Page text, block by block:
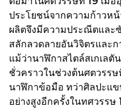
ประโยชน์จากความก้าวห
ผลิตจึงมีความประณีตและ
สลักลวดลายอันวิจิตรและ
แม้ว่านาฬิกาสไตล์สเกเล
ชั่วคราวในช่วงต้นศตวรร
นาฬิกาข้อมือ ทว่าศิลปะแ
อย่างสูงอีกครั้งในทศวรร